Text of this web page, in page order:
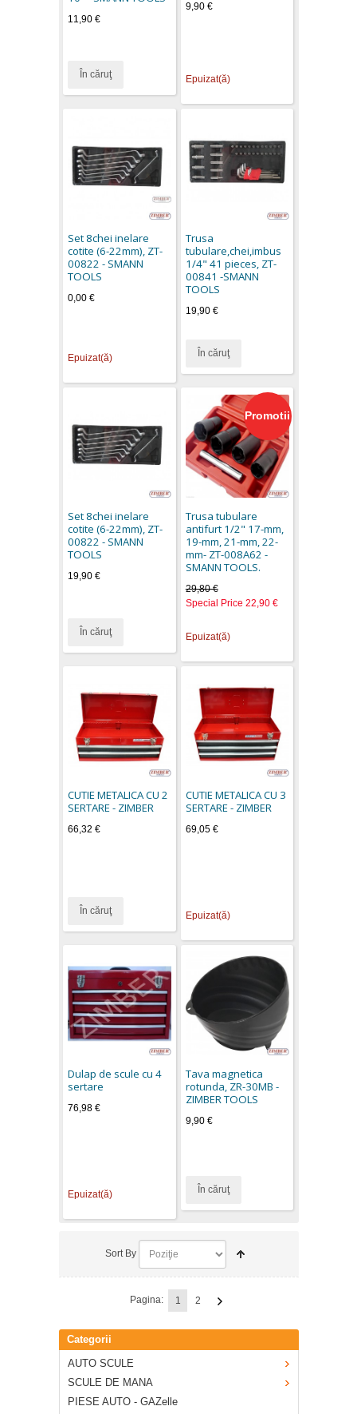
11,90 €
În căruţ
9,90 €
Epuizat(ă)
Set 8chei inelare
cotite (6-22mm), ZT-
00822 - SMANN
TOOLS
0,00 €
Epuizat(ă)
Trusa
tubulare,chei,imbus
1/4" 41 pieces, ZT-
00841 -SMANN
TOOLS
19,90 €
În căruţ
Set 8chei inelare
cotite (6-22mm), ZT-
00822 - SMANN
TOOLS
19,90 €
În căruţ
Promotii
Trusa tubulare
antifurt 1/2" 17-mm,
19-mm, 21-mm, 22-
mm- ZT-008A62 -
SMANN TOOLS.
29,80 €
Special Price 22,90 €
Epuizat(ă)
CUTIE METALICA CU 2
SERTARE - ZIMBER
66,32 €
În căruţ
CUTIE METALICA CU 3
SERTARE - ZIMBER
69,05 €
Epuizat(ă)
Dulap de scule cu 4
sertare
76,98 €
Epuizat(ă)
Tava magnetica
rotunda, ZR-30MB -
ZIMBER TOOLS
9,90 €
În căruţ
Sort By
Pagina: 1 2
Categorii
AUTO SCULE
SCULE DE MANA
PIESE AUTO - GAZelle